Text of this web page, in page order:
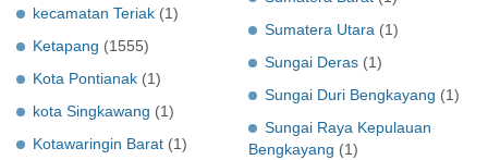
kecamatan Teriak (1)
Ketapang (1555)
Kota Pontianak (1)
kota Singkawang (1)
Kotawaringin Barat (1)
Sumatera Utara (1)
Sungai Deras (1)
Sungai Duri Bengkayang (1)
Sungai Raya Kepulauan
Bengkayang (1)